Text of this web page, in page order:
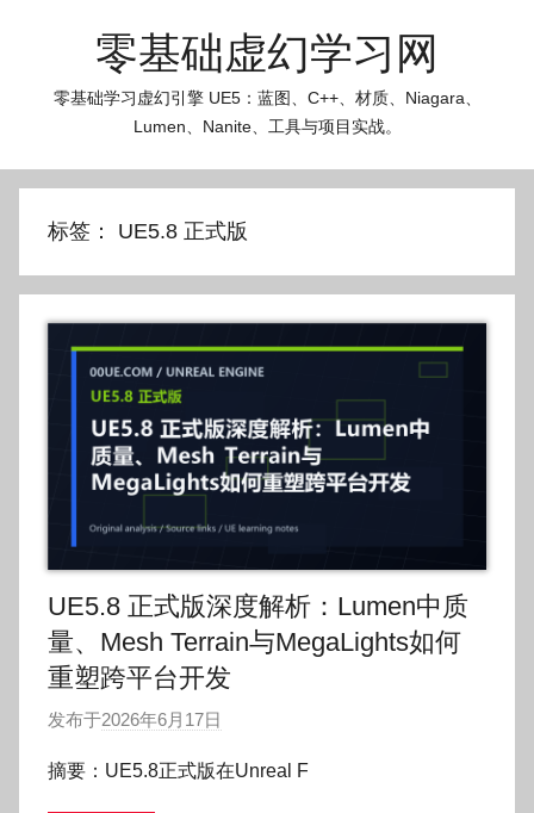
零基础虚幻学习网
零基础学习虚幻引擎 UE5：蓝图、C++、材质、Niagara、
Lumen、Nanite、工具与项目实战。
标签： UE5.8 正式版
UE5.8 正式版深度解析：Lumen中质
量、Mesh Terrain与MegaLights如何
重塑跨平台开发
发布于2026年6月17日
:
摘要：UE5.8正式版在Unreal F